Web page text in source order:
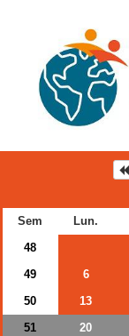
Sem Lun.
48
49
6
50
13
51
20